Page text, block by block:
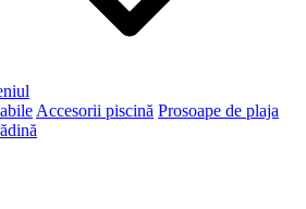
Accesorii piscină Prosoape de plaja